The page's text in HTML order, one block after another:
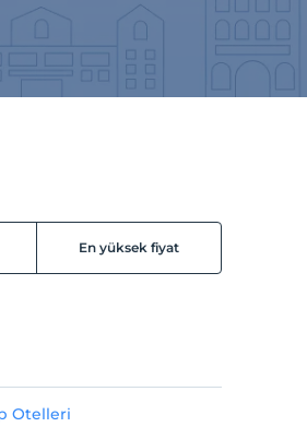
En yüksek fiyat
Otelleri